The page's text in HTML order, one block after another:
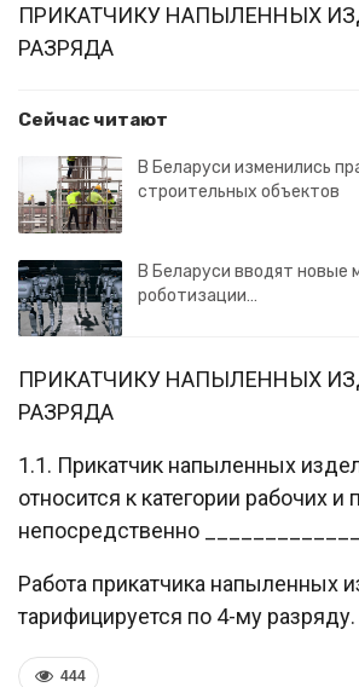
ПРИКАТЧИКУ НАПЫЛЕННЫХ
РАЗРЯДА
Сейчас читают
В Беларуси изменились
строительных объектов
В Беларуси вводят новые
роботизации…
ПРИКАТЧИКУ НАПЫЛЕННЫХ
РАЗРЯДА
1.1. Прикатчик напыленных
относится к категории рабочих и
непосредственно
Работа прикатчика напыленных
тарифицируется по 4-му разряду.
444